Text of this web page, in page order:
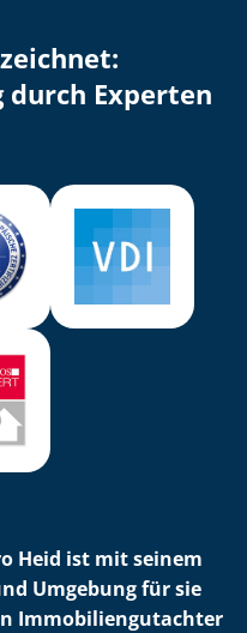
durch Experten
Heid ist mit seinem
Umgebung für sie
Im­mo­bi­li­en­gut­ach­ter